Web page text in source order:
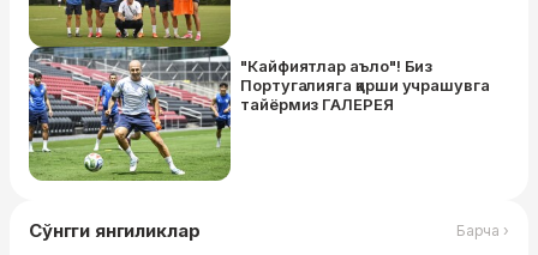
"Кайфиятлар аъло"! Биз
Португалияга қарши учрашувга
тайёрмиз ГАЛEРEЯ
Сўнгги янгиликлар Барча ›